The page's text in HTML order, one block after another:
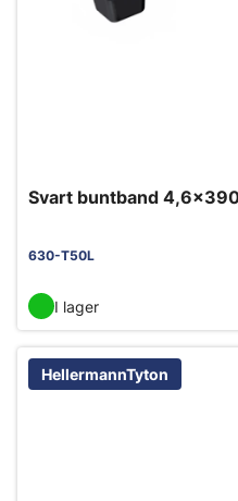
Svart buntband
630-T50L
I lager
HellermannTyton